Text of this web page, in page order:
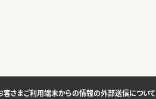
客さまご利用端末からの情報の外部送信について